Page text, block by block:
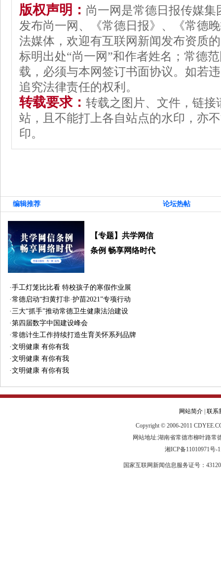
版权声明： 尚一网是常德日报传媒集
发布尚一网、《常德日报》、《常德
法媒体，欢迎有互联网新闻发布资质
标明出处“尚一网”和作者姓名；常德
载，必须与本网签订书面协议。如若
追究法律责任的权利。
转载要求： 转载之图片、文件，链接
站，且不能打上各自站点的水印，亦
印。
编辑推荐 论坛热帖
【专题】共学网信
条例 畅享网络时代
·手工灯笼比比看 特校孩子的寒假作业展
·常德启动“扫黄打非·护苗2021”专项行动
·三大“抓手”推动常德卫生健康法治建设
·第四届数字中国建设峰会
·常德计生工作持续打造生育关怀系列品牌
·文明健康 有你有我
·文明健康 有你有我
·文明健康 有你有我
网站简介 联系
Copyright © 2006-2011
网站地址:湖南省常德市柳叶路常
湘ICP备11010971号
国家互联网新闻信息服务证号：